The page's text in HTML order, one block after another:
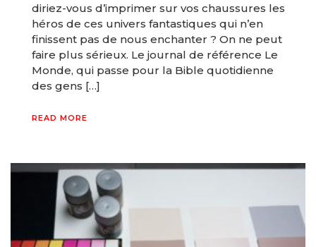
diriez-vous d’imprimer sur vos chaussures les
héros de ces univers fantastiques qui n’en
finissent pas de nous enchanter ? On ne peut
faire plus sérieux. Le journal de référence Le
Monde, qui passe pour la Bible quotidienne
des gens […]
READ MORE